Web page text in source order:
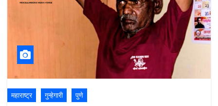
महाराष्ट्र गुन्हेगारी पुणे